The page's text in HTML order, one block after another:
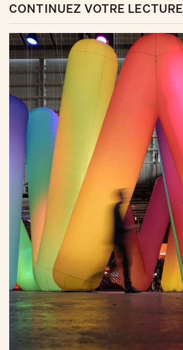
CONTINUEZ VOTRE LECTURE